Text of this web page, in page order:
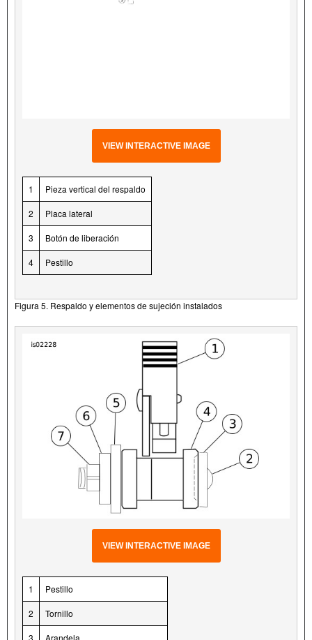
VIEW INTERACTIVE IMAGE
1 Pieza vertical del respaldo
2 Placa lateral
3 Botón de liberación
4 Pestillo
Figura 5. Respaldo y elementos de sujeción instalados
VIEW INTERACTIVE IMAGE
1 Pestillo
2 Tornillo